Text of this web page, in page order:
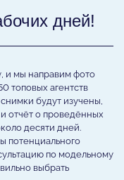
дней!
и мы направим фото
топовых агентств
будут изучены,
отчёт о проведённых
десяти дней.
потенциального
по модельному
выбрать